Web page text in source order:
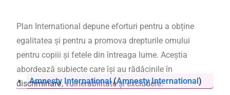
Plan International depune eforturi pentru a obține
egalitatea și pentru a promova drepturile omului
pentru copiii și fetele din întreaga lume. Aceștia
abordează subiecte care își au rădăcinile în
discriminare, vulnerabilitate și excludere.
Amnesty International(Amnesty International)